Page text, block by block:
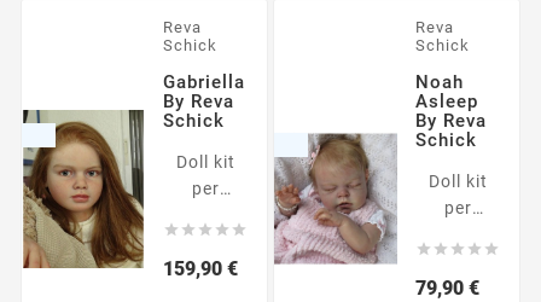
in vinile
dipinte.
La foto
una
possibile
interpretazione
modello.
non
dipinte.
La foto
mostra
una
possibile
modello.
Reva
Schick
Gabriella
By Reva
Schick
Doll kit
per
una
bambola
    
159,90 €Prezzo
Reva
Schick
Noah
Asleep
By Reva
Schick
Doll kit
per
una
bambola
    
79,90 €Prezzo